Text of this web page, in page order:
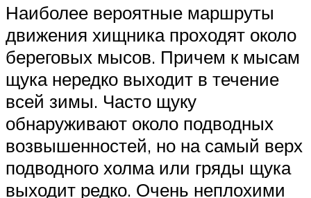
Наиболее вероятные маршруты
движения хищника проходят около
береговых мысов. Причем к мысам
щука нередко выходит в течение
всей зимы. Часто щуку
обнаруживают около подводных
возвышенностей, но на самый верх
подводного холма или гряды щука
выходит редко. Очень неплохими